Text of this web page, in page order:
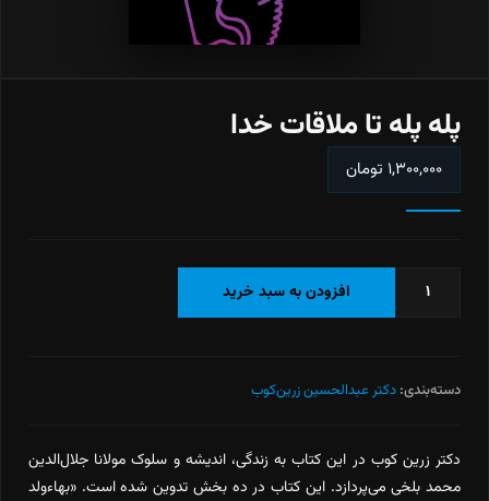
پله پله تا ملاقات خدا
۱,۳۰۰,۰۰۰ تومان
خدا
افزودن به سبد خرید
دسته‌بندی: دکتر عبدالحسین زرین‌کوب
دکتر زرین کوب در این کتاب به زندگی، اندیشه و سلوک مولانا جلال‌الدین
محمد بلخی می‌پردازد. این کتاب در ده بخش تدوین شده است. «بهاءولد